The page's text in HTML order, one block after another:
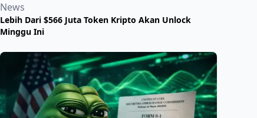
News
Lebih Dari $566 Juta Token Kripto Akan Unlock
Minggu Ini